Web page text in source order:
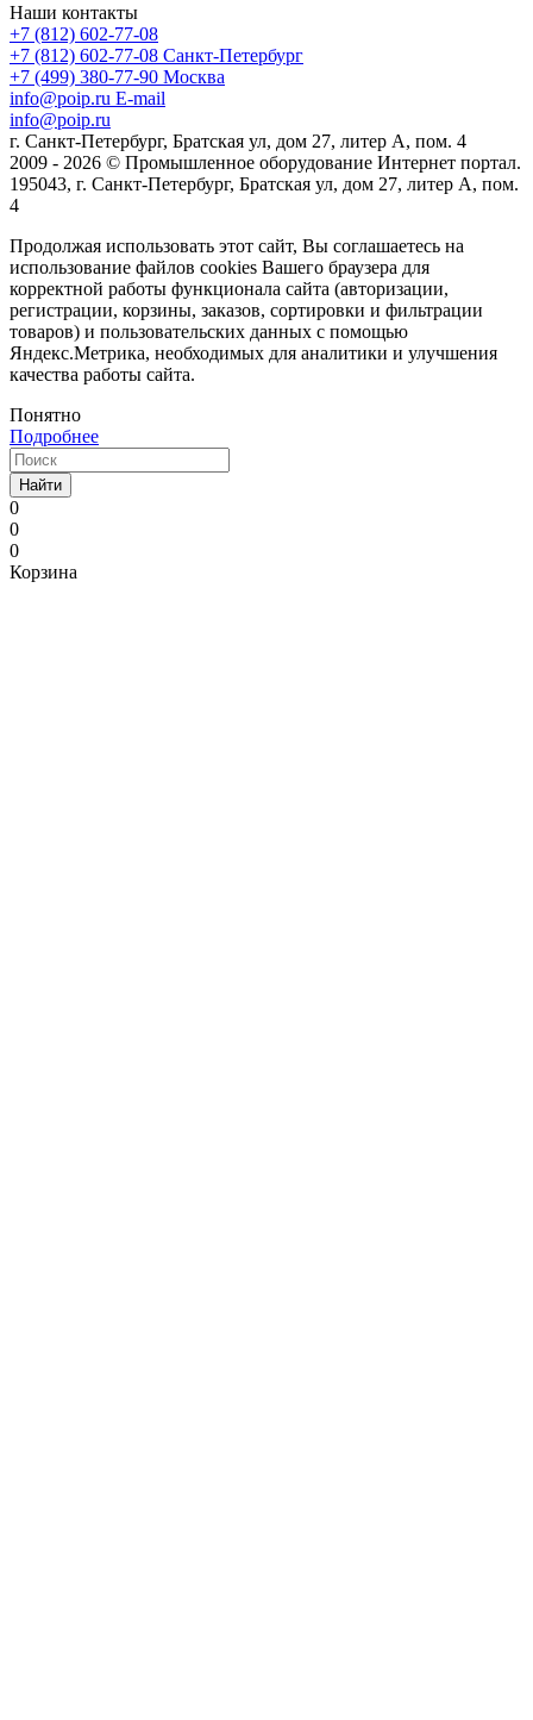
Наши контакты
+7 (812) 602-77-08
+7 (812) 602-77-08 Санкт-Петербург
+7 (499) 380-77-90 Москва
info@poip.ru E-mail
info@poip.ru
г. Санкт-Петербург, Братская ул, дом 27, литер А, пом. 4
2009 - 2026 © Промышленное оборудование Интернет портал.
195043, г. Санкт-Петербург, Братская ул, дом 27, литер А, пом.
4
Продолжая использовать этот сайт, Вы соглашаетесь на
использование файлов cookies Вашего браузера для
корректной работы функционала сайта (авторизации,
регистрации, корзины, заказов, сортировки и фильтрации
товаров) и пользовательских данных с помощью
Яндекс.Метрика, необходимых для аналитики и улучшения
качества работы сайта.
Понятно
Подробнее
Найти
0
0
0
Корзина